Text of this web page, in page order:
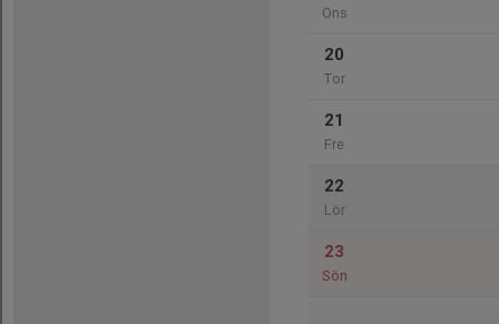
Ons
20
Tor
21
Fre
22
Lör
23
Sön